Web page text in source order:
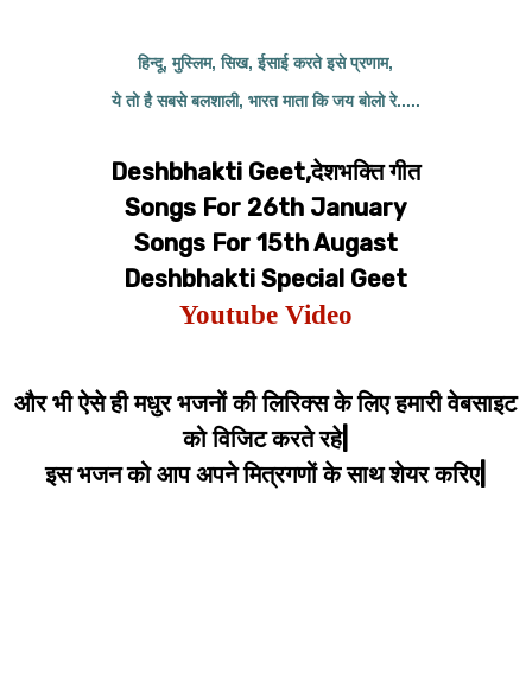
हिन्दू, मुस्लिम, सिख, ईसाई करते इसे प्रणाम,
ये तो है सबसे बलशाली, भारत माता कि जय बोलो रे.....
Deshbhakti Geet,देशभक्ति गीत
Songs For 26th January
Songs For 15th Augast
Deshbhakti Special Geet
Youtube Video
और भी ऐसे ही मधुर भजनों की लिरिक्स के लिए हमारी वेबसाइट
को विजिट करते रहे|
इस भजन को आप अपने मित्रगणों के साथ शेयर करिए|